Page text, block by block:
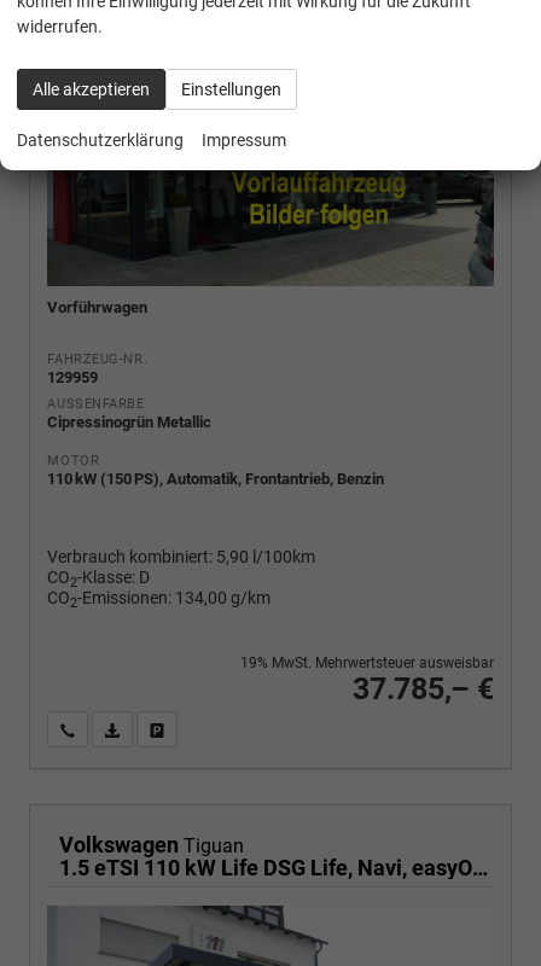
Vorführwagen
FAHRZEUG-NR.
129959
AUSSENFARBE
Cipressinogrün Metallic
MOTOR
110 kW (150 PS), Automatik, Frontantrieb, Benzin
Verbrauch kombiniert: 5,90 l/100km
CO2-Klasse: D
CO2-Emissionen: 134,00 g/km
37.785,– €
19% MwSt. Mehrwertsteuer ausweisbar
Wir rufen Sie anPDF-Fahrzeugexposé drucken
Volkswagen Tiguan
1.5 eTSI 110 kW Life DSG Life, Navi, easyOpen, Kamera, 5-J Garantie
widerrufen.
Alle akzeptieren Einstellungen
Datenschutzerklärung Impressum